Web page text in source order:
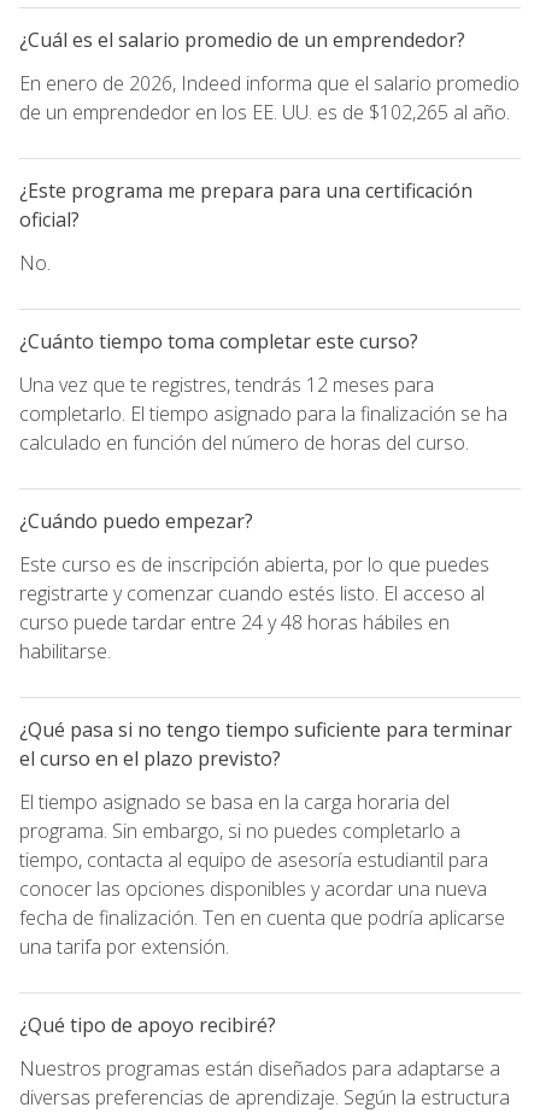
¿Cuál es el salario promedio de un emprendedor?
En enero de 2026, Indeed informa que el salario promedio
de un emprendedor en los EE. UU. es de $102,265 al año.
¿Este programa me prepara para una certificación
oficial?
No.
¿Cuánto tiempo toma completar este curso?
Una vez que te registres, tendrás 12 meses para
completarlo. El tiempo asignado para la finalización se ha
calculado en función del número de horas del curso.
¿Cuándo puedo empezar?
Este curso es de inscripción abierta, por lo que puedes
registrarte y comenzar cuando estés listo. El acceso al
curso puede tardar entre 24 y 48 horas hábiles en
habilitarse.
¿Qué pasa si no tengo tiempo suficiente para terminar
el curso en el plazo previsto?
El tiempo asignado se basa en la carga horaria del
programa. Sin embargo, si no puedes completarlo a
tiempo, contacta al equipo de asesoría estudiantil para
conocer las opciones disponibles y acordar una nueva
fecha de finalización. Ten en cuenta que podría aplicarse
una tarifa por extensión.
¿Qué tipo de apoyo recibiré?
Nuestros programas están diseñados para adaptarse a
diversas preferencias de aprendizaje. Según la estructura